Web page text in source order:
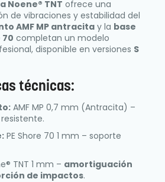
Noene® TNT ofrece una
de vibraciones y estabilidad del
AMF MP antracita y la base
70 completan un modelo
disponible en versiones S
técnicas:
AMF MP 0,7 mm (Antracita) –
PE Shore 70 1 mm – soporte
TNT 1 mm – amortiguación
de impactos.